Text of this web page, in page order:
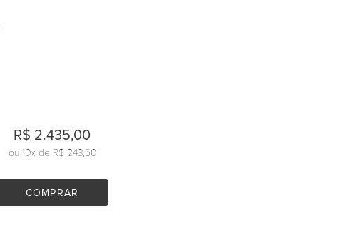
R$ 2.435,00
ou 10x de R$ 243,50
COMPRAR